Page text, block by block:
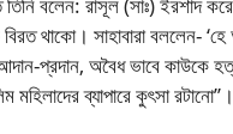
বিরত থাকো। সাহাবারা
প্রদান, অবৈধ ভাবে কাউকে
মহিলাদের ব্যাপারে কুৎসা